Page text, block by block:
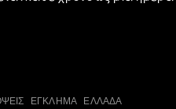
ΕΓΚΛΗΜΑ ΕΛΛΑΔΑ